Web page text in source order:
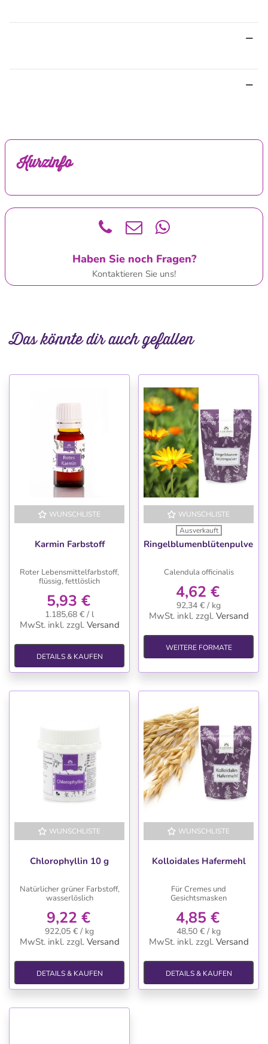
Kurzinfo
Haben Sie noch Fragen?
Kontaktieren Sie uns!
Das könnte dir auch gefallen
WUNSCHLISTE
Karmin Farbstoff
Roter Lebensmittelfarbstoff,
flüssig, fettlöslich
5,93 €
1.185,68 € / l
MwSt. inkl. zzgl. Versand
DETAILS & KAUFEN
WUNSCHLISTE
Ausverkauft
Ringelblumenblütenpulver
Calendula officinalis
4,62 €
92,34 € / kg
MwSt. inkl. zzgl. Versand
WEITERE FORMATE
WUNSCHLISTE
Chlorophyllin 10 g
Natürlicher grüner Farbstoff,
wasserlöslich
9,22 €
922,05 € / kg
MwSt. inkl. zzgl. Versand
DETAILS & KAUFEN
WUNSCHLISTE
Kolloidales Hafermehl
Für Cremes und
Gesichtsmasken
4,85 €
48,50 € / kg
MwSt. inkl. zzgl. Versand
DETAILS & KAUFEN